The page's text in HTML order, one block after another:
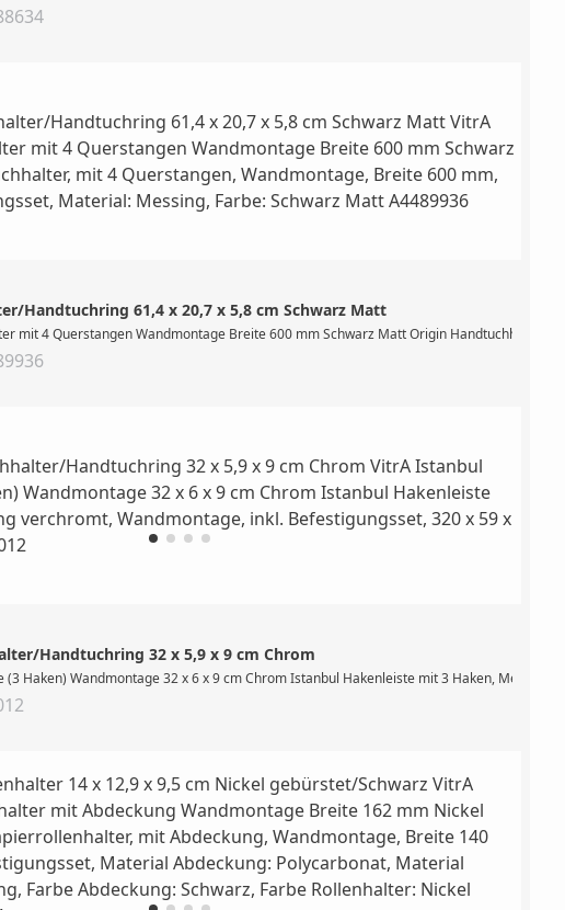
Breite 600 mm, inklusive Befestigungsset, Material: Messing, Farbe: Nickel
Handtuchring 61,4 x 20,7 x 5,8 cm Schwarz Matt
mit 4 Querstangen Wandmontage Breite 600 mm Schwarz Matt Origin Handtuchhalter,
Material: Zamak, Farbe: Chrom
Handtuchring 32 x 5,9 x 9 cm Chrom
(3 Haken) Wandmontage 32 x 6 x 9 cm Chrom Istanbul Hakenleiste mit 3 Haken, Messing